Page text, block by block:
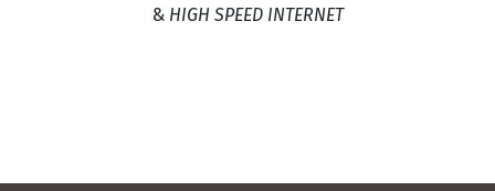
& HIGH SPEED INTERNET